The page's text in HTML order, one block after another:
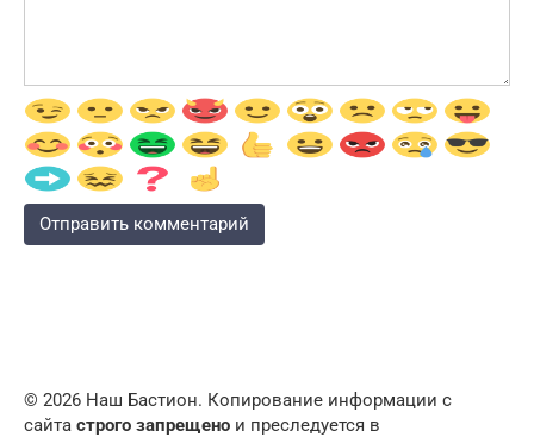
© 2026 Наш Бастион. Копирование информации с
сайта строго запрещено и преследуется в